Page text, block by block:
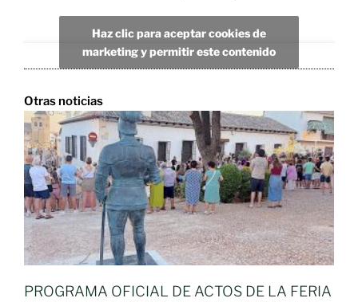
Haz clic para aceptar cookies de
marketing y permitir este contenido
Otras noticias
PROGRAMA OFICIAL DE ACTOS DE LA FERIA